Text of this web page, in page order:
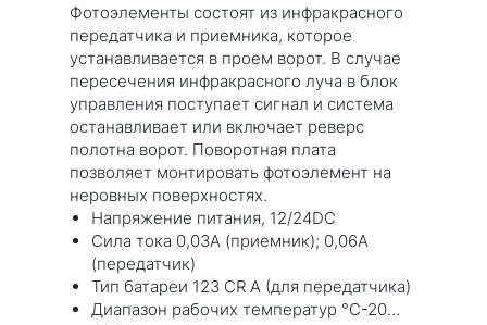
Фотоэлементы состоят из инфракрасного
передатчика и приемника, которое
устанавливается в проем ворот. В случае
пересечения инфракрасного луча в блок
управления поступает сигнал и система
останавливает или включает реверс
полотна ворот. Поворотная плата
позволяет монтировать фотоэлемент на
неровных поверхностях.
Напряжение питания, 12/24DC
Сила тока 0,03А (приемник); 0,06А
(передатчик)
Тип батареи 123 CR A (для передатчика)
Диапазон рабочих температур °С-20…